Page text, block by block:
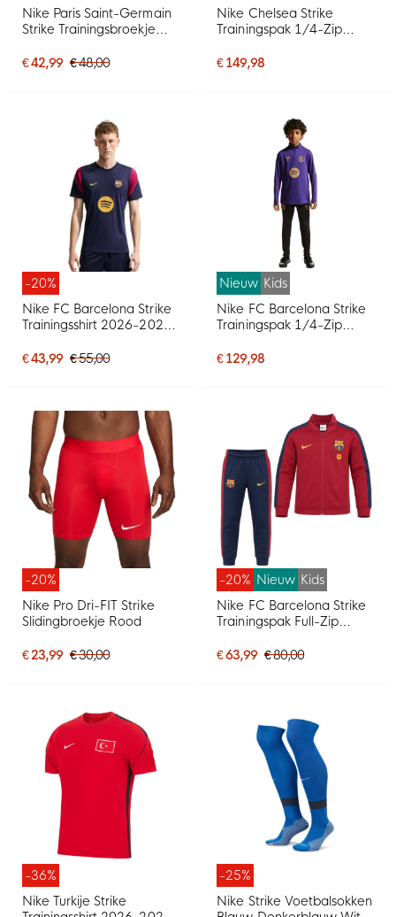
Nike Paris Saint-Germain
Strike Trainingsbroekje
Felrood Donkerblauw
€ 42,99 € 48,00
Nike Chelsea Strike
Trainingspak 1/4-Zip
Donkerblauw Goudgeel
€ 149,98
-20%
Nike FC Barcelona Strike
Trainingsshirt 2026-2027
€ 43,99 € 55,00
Nieuw Kids
Nike FC Barcelona Strike
Trainingspak 1/4-Zip
Zwart Goud
€ 129,98
-20%
Nike Pro Dri-FIT Strike
Slidingbroekje Rood
€ 23,99 € 30,00
-20% Nieuw Kids
Nike FC Barcelona Strike
Trainingspak Full-Zip
Peuters Rood
€ 63,99 € 80,00
-36%
Nike Turkije Strike
-25%
Nike Strike Voetbalsokken